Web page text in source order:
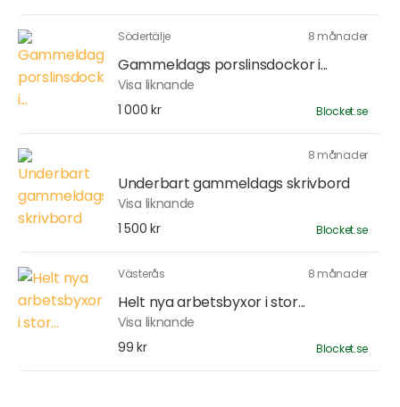
Södertälje 8 månader
Gammeldags porslinsdockor i...
Visa liknande
1 000 kr
Blocket.se
8 månader
Underbart gammeldags skrivbord
Visa liknande
1 500 kr
Blocket.se
Västerås 8 månader
Helt nya arbetsbyxor i stor...
Visa liknande
99 kr
Blocket.se